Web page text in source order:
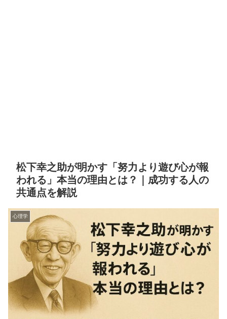
松下幸之助が明かす「努力より遊び心が報
われる」本当の理由とは？｜成功する人の
共通点を解説
心理学